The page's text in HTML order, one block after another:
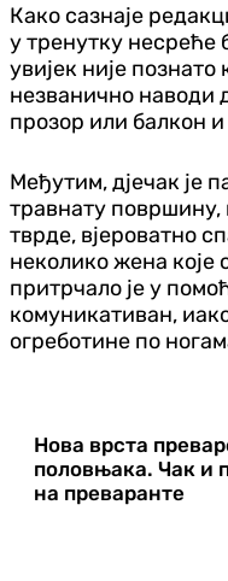
Како сазнаје
у тренутку несреће
увијек није
незванично наводи
прозор или балкон
Међутим, дјечак је
травнату површину,
тврде, вјероватно
неколико жена које
притрчало је у
комуникативан,
огреботине по
Нова врста
половњака. Чак и
на преваранте